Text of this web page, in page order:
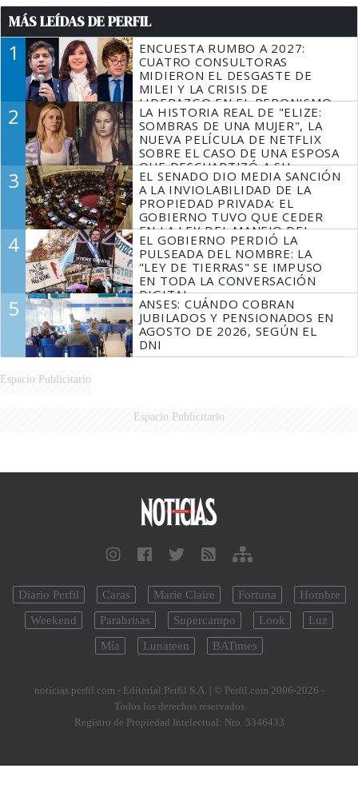
MÁS LEÍDAS DE PERFIL
1
ENCUESTA RUMBO A 2027:
CUATRO CONSULTORAS
MIDIERON EL DESGASTE DE
MILEI Y LA CRISIS DE
LIDERAZGO EN EL PERONISMO
2
LA HISTORIA REAL DE "ELIZE:
SOMBRAS DE UNA MUJER", LA
NUEVA PELÍCULA DE NETFLIX
SOBRE EL CASO DE UNA ESPOSA
QUE DESCUARTIZÓ A SU
MARIDO
3
EL SENADO DIO MEDIA SANCIÓN
A LA INVIOLABILIDAD DE LA
PROPIEDAD PRIVADA: EL
GOBIERNO TUVO QUE CEDER
EN LA LEY DEL MANEJO DEL
FUEGO
4
EL GOBIERNO PERDIÓ LA
PULSEADA DEL NOMBRE: LA
"LEY DE TIERRAS" SE IMPUSO
EN TODA LA CONVERSACIÓN
DIGITAL
5
ANSES: CUÁNDO COBRAN
JUBILADOS Y PENSIONADOS EN
AGOSTO DE 2026, SEGÚN EL
DNI
Espacio Publicitario
Espacio Publicitario
Diario Perfil Caras Marie Claire Fortuna
Hombre
Weekend
Parabrisas Supercampo Look
Luz
Mía
Lunateen BATimes
noticias.perfil.com - Editorial Perfil S.A. | © Perfil.com 2006-2026 -
Todos los derechos reservados
Registro de Propiedad Intelectual: Nro. 5346433